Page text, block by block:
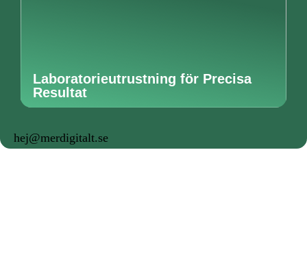
Laboratorieutrustning för Precisa
Resultat
hej@merdigitalt.se